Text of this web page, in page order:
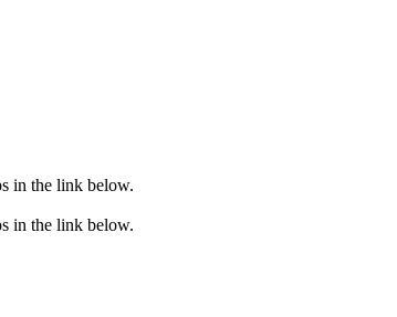
in the link below.
in the link below.